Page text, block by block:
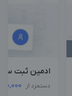
ادمین ثبت
دستمزد از